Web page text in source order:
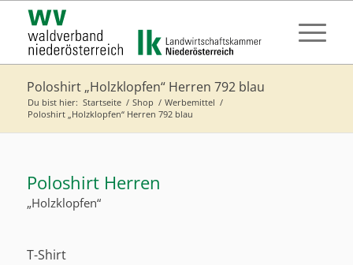
Poloshirt „Holzklopfen“ Herren 792 blau
Du bist hier: Startseite / Shop / Werbemittel /
Poloshirt „Holzklopfen“ Herren 792 blau
Poloshirt Herren
„Holzklopfen“
T-Shirt